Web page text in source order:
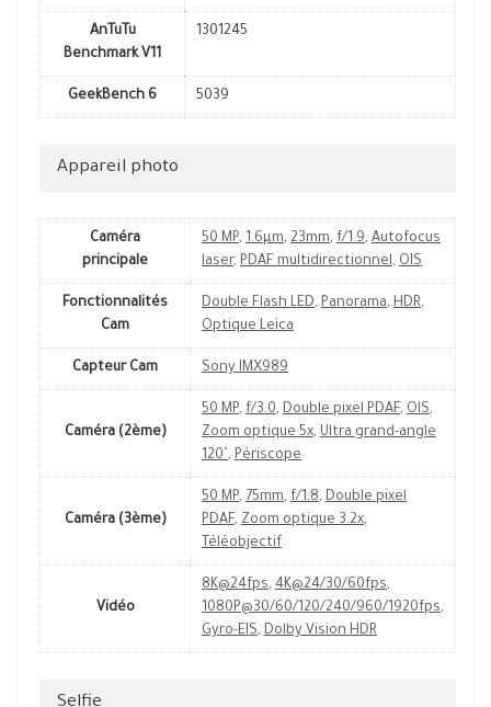
AnTuTu
Benchmark V11
1301245
GeekBench 6 5039
Appareil photo
Caméra
principale
50 MP, 1.6µm, 23mm, f/1.9, Autofocus
laser, PDAF multidirectionnel, OIS
Fonctionnalités
Cam
Double Flash LED, Panorama, HDR,
Optique Leica
Capteur Cam Sony IMX989
Caméra (2ème)
50 MP, f/3.0, Double pixel PDAF, OIS,
Zoom optique 5x, Ultra grand-angle
120˚, Périscope
Caméra (3ème)
50 MP, 75mm, f/1.8, Double pixel
PDAF, Zoom optique 3.2x,
Téléobjectif
Vidéo
8K@24fps, 4K@24/30/60fps,
1080P@30/60/120/240/960/1920fps,
Gyro-EIS, Dolby Vision HDR